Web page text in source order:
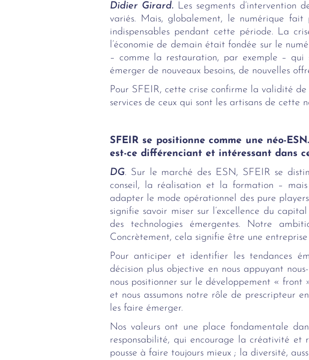
Didier Girard. Les segments d’intervention
variés. Mais, globalement, le numérique
indispensables pendant cette période. La
l’économie de demain était fondée sur le
– comme la restauration, par exemple – qui
émerger de nouveaux besoins, de nouvelles
Pour SFEIR, cette crise confirme la validité
services de ceux qui sont les artisans de cette
SFEIR se positionne comme une néo-
est-ce différenciant et intéressant dans
DG. Sur le marché des ESN, SFEIR se
conseil, la réalisation et la formation –
adapter le mode opérationnel des pure
signifie savoir miser sur l’excellence du
des technologies émergentes. Notre
Concrètement, cela signifie être une
Pour anticiper et identifier les tendances
décision plus objective en nous appuyant
nous positionner sur le développement « front
et nous assumons notre rôle de prescripteur
les faire émerger.
Nos valeurs ont une place fondamentale
responsabilité, qui encourage la créativité et
pousse à faire toujours mieux ; la diversité,